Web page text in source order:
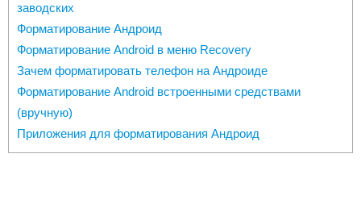
заводских
Форматирование Андроид
Форматирование Android в меню Recovery
Зачем форматировать телефон на Андроиде
Форматирование Android встроенными средствами
(вручную)
Приложения для форматирования Андроид